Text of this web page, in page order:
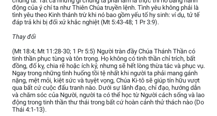
động của ý chí ta như Thiên Chúa truyền lệnh. Tình yêu không phải là
tình yêu theo Kinh thánh trừ khi nó bao gồm yếu tố hy sinh: ví dụ, tử tế
đáp trả khi bị đối xử khắc nghiệt (Mt 5:43-48; 1 Pr 3:9).
Thay đổi
(Mt 18:4; Mt 11:28-30; 1 Pr 5:5) Người tràn đầy Chúa Thánh Thần có
tinh thần phục tùng và tôn trọng. Họ không có tinh thần chỉ trích, bất
đồng, đố kỵ, chia rẽ hoặc ích kỷ, nhưng sẽ hết lòng thừa tác và phục vụ.
Ngay trong những tình huống tồi tệ nhất khi người ta phải mang gánh
nặng, mệt mỏi, kiệt sức và tuyệt vọng, Chúa Ki-tô sẽ giúp tín hữu vượt
qua bất cứ cuộc đấu tranh nào. Dưới sự lãnh đạo, chỉ đạo, hướng dẫn
và chăm sóc của Người, người ta có thể học từ Người cách sống và lao
động trong tinh thần thư thái trong bất cứ hoàn cảnh thử thách nào (Do
Thái 4:1-13).